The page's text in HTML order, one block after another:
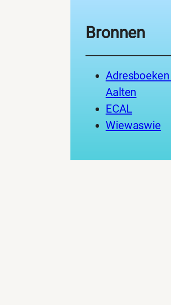
Bronnen
Aalten
ECAL
Wiewaswie